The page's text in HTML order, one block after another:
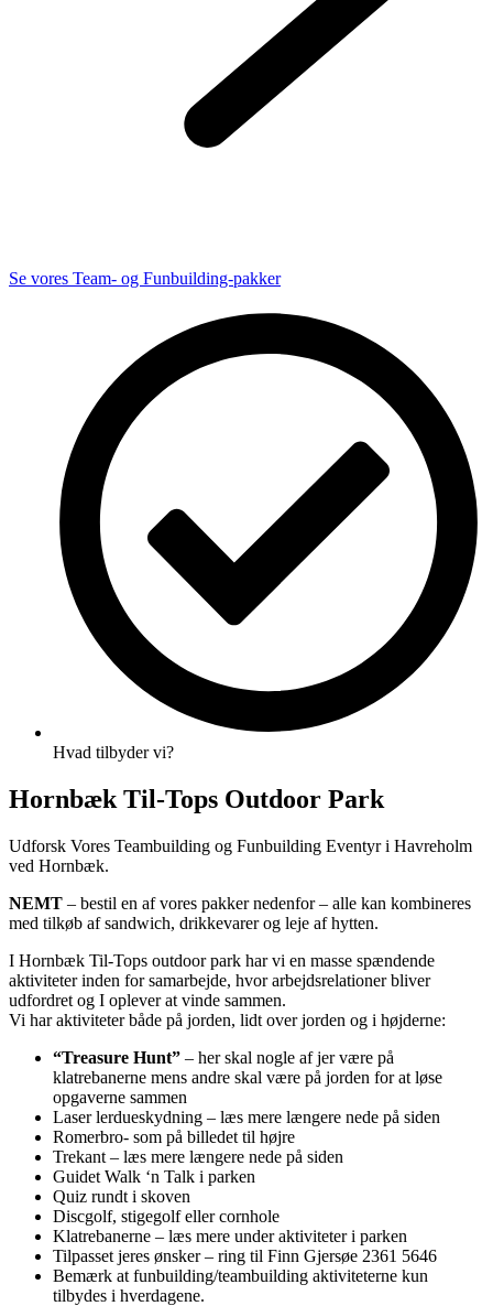
Se vores Team- og Funbuilding-pakker
Hvad tilbyder vi?
Hornbæk Til-Tops Outdoor Park
Udforsk Vores Teambuilding og Funbuilding Eventyr i Havreholm
ved Hornbæk.
NEMT – bestil en af vores pakker nedenfor – alle kan kombineres
med tilkøb af sandwich, drikkevarer og leje af hytten.
I Hornbæk Til-Tops outdoor park har vi en masse spændende
aktiviteter inden for samarbejde, hvor arbejdsrelationer bliver
udfordret og I oplever at vinde sammen.
Vi har aktiviteter både på jorden, lidt over jorden og i højderne:
“Treasure Hunt” – her skal nogle af jer være på
klatrebanerne mens andre skal være på jorden for at løse
opgaverne sammen
Laser lerdueskydning – læs mere længere nede på siden
Romerbro- som på billedet til højre
Trekant – læs mere længere nede på siden
Guidet Walk ‘n Talk i parken
Quiz rundt i skoven
Discgolf, stigegolf eller cornhole
Klatrebanerne – læs mere under aktiviteter i parken
Tilpasset jeres ønsker – ring til Finn Gjersøe 2361 5646
Bemærk at funbuilding/teambuilding aktiviteterne kun
tilbydes i hverdagene.